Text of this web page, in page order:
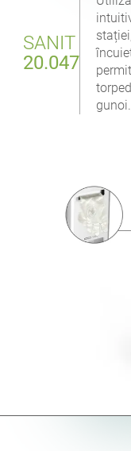
SANIT
20.047
gunoi.